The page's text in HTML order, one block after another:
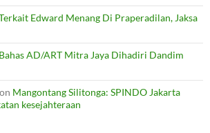
Edward Menang Di Praperadilan, Jaksa
Bahas AD/ART Mitra Jaya Dihadiri Dandim
on Mangontang Silitonga: SPINDO Jakarta
kesejahteraan